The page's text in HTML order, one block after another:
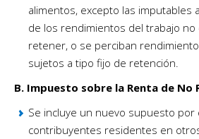
alimentos, excepto las imputables
de los rendimientos del trabajo no
retener, o se perciban
sujetos a tipo fijo de retención.
B. Impuesto sobre la Renta de No
Se incluye un nuevo supuesto por
contribuyentes residentes en